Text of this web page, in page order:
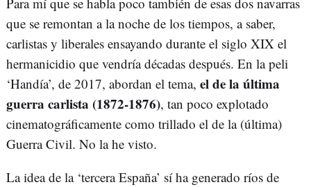
que se remontan a la noche de los tiempos, a saber,
carlistas y liberales ensayando durante el siglo XIX el
hermanicidio que vendría décadas después. En la peli
‘Handía’, de 2017, abordan el tema, el de la última
guerra carlista (1872-1876), tan poco explotado
cinematográficamente como trillado el de la (última)
Guerra Civil. No la he visto.
La idea de la ‘tercera España’ sí ha generado ríos de